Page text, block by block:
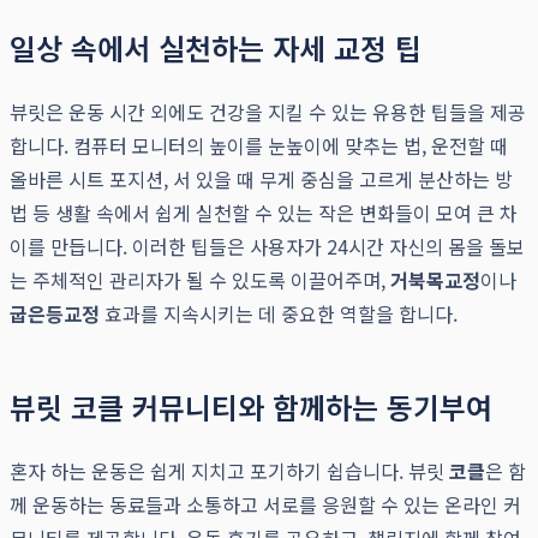
일상 속에서 실천하는 자세 교정 팁
뷰릿은 운동 시간 외에도 건강을 지킬 수 있는 유용한 팁들을 제공
합니다. 컴퓨터 모니터의 높이를 눈높이에 맞추는 법, 운전할 때
올바른 시트 포지션, 서 있을 때 무게 중심을 고르게 분산하는 방
법 등 생활 속에서 쉽게 실천할 수 있는 작은 변화들이 모여 큰 차
이를 만듭니다. 이러한 팁들은 사용자가 24시간 자신의 몸을 돌보
는 주체적인 관리자가 될 수 있도록 이끌어주며,거북목교정이나
굽은등교정 효과를 지속시키는 데 중요한 역할을 합니다.
뷰릿 코클 커뮤니티와 함께하는 동기부여
혼자 하는 운동은 쉽게 지치고 포기하기 쉽습니다. 뷰릿 코클은 함
께 운동하는 동료들과 소통하고 서로를 응원할 수 있는 온라인 커